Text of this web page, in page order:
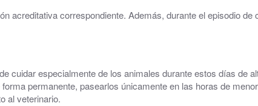
Rincón Solidario
acreditativa correspondiente. Además, durante el episodio
cuidar especialmente de los animales durante estos días de
permanente, pasearlos únicamente en las horas de
al veterinario.